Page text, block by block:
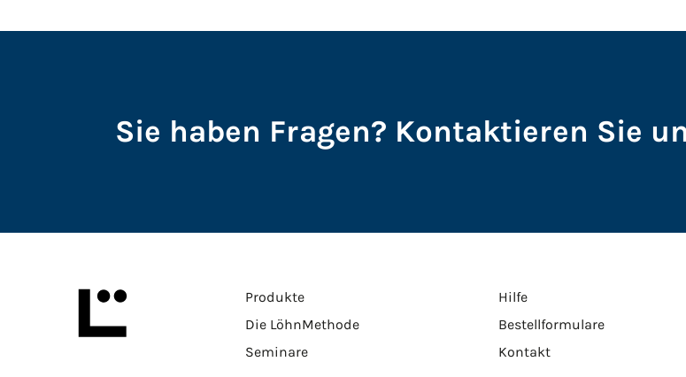
Sie haben Fragen? Kontaktieren Sie
Produkte
Die LöhnMethode
Seminare
Hilfe
Bestellformulare
Kontakt